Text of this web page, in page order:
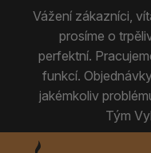
Vážení zákazníci,
prosíme o
perfektní.
funkcí.
jakémkoliv
Tým